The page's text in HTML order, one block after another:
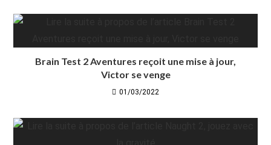
Brain Test 2 Aventures reçoit une mise à jour,
Victor se venge
01/03/2022